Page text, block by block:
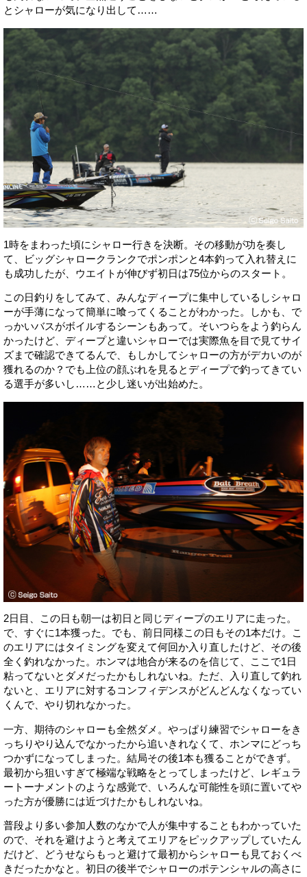
とシャローが気になり出して……
1時をまわった頃にシャロー行きを決断。その移動が功を奏し
て、ビッグシャロークランクでポンポンと4本釣って入れ替えに
も成功したが、ウエイトが伸びず初日は75位からのスタート。
この日釣りをしてみて、みんなディープに集中しているしシャロ
ーが手薄になって簡単に喰ってくることがわかった。しかも、で
っかいバスがボイルするシーンもあって。そいつらをよう釣らん
かったけど、ディープと違いシャローでは実際魚を目で見てサイ
ズまで確認できてるんで、もしかしてシャローの方がデカいのが
獲れるのか？でも上位の顔ぶれを見るとディープで釣ってきてい
る選手が多いし……と少し迷いが出始めた。
2日目、この日も朝一は初日と同じディープのエリアに走った。
で、すぐに1本獲った。でも、前日同様この日もその1本だけ。こ
のエリアにはタイミングを変えて何回か入り直したけど、その後
全く釣れなかった。ホンマは地合が来るのを信じて、ここで1日
粘ってないとダメだったかもしれないね。ただ、入り直して釣れ
ないと、エリアに対するコンフィデンスがどんどんなくなってい
くんで、やり切れなかった。
一方、期待のシャローも全然ダメ。やっぱり練習でシャローをき
っちりやり込んでなかったから追いきれなくて、ホンマにどっち
つかずになってしまった。結局その後1本も獲ることができず。
最初から狙いすぎて極端な戦略をとってしまったけど、レギュラ
ートーナメントのような感覚で、いろんな可能性を頭に置いてや
った方が優勝には近づけたかもしれないね。
普段より多い参加人数のなかで人が集中することもわかっていた
ので、それを避けようと考えてエリアをピックアップしていたん
だけど、どうせならもっと避けて最初からシャローも見ておくべ
きだったかなと。初日の後半でシャローのポテンシャルの高さに